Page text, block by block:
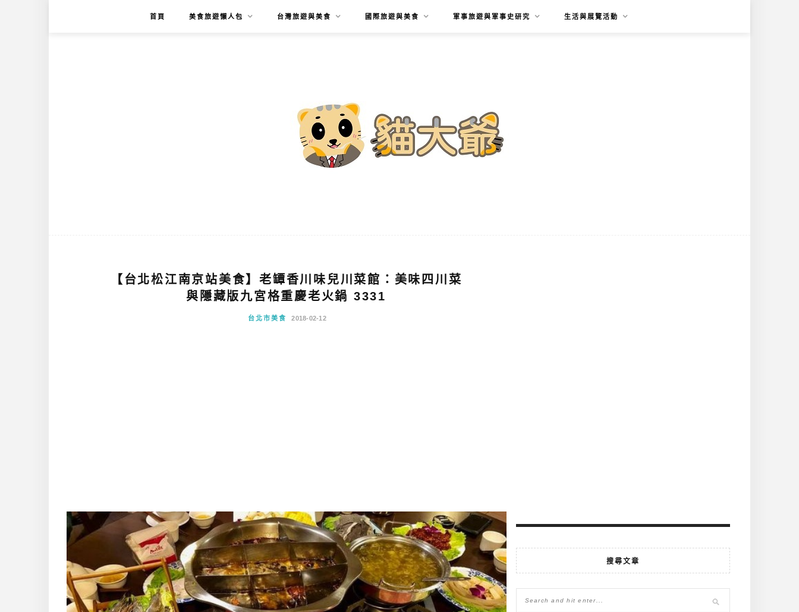
首頁 美食旅遊懶人包 台灣旅遊與美食 國際旅遊與美食 軍事旅遊與軍事史研究 生活與展覽活動
【台北松江南京站美食】老罈香川味兒川菜館：美味四川菜
與隱藏版九宮格重慶老火鍋 3331
台北市美食 2018-02-12
搜尋文章